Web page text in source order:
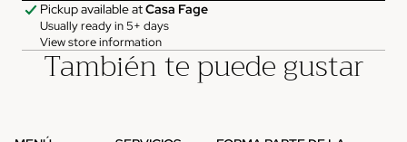
Pickup available atCasa Fage
Usually ready in 5+ days
View store information
También te puede gustar